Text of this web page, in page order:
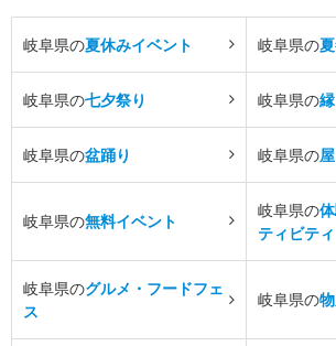
岐阜県の夏休みイベント 岐阜県の
岐阜県の七夕祭り 岐阜県の
岐阜県の盆踊り 岐阜県の
岐阜県の無料イベント
岐阜県の
ティビティ
岐阜県のグルメ・フードフェ
ス
岐阜県の